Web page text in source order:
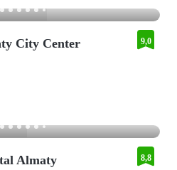
City Center 9,0
Almaty 8,8